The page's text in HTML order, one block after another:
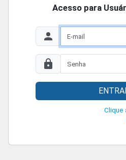
Acesso para
Clique